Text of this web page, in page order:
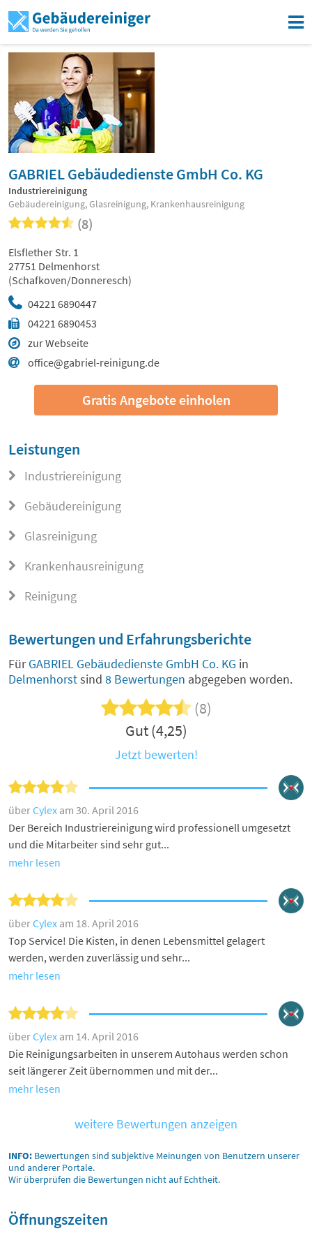
GABRIEL Gebäudedienste GmbH Co. KG
Industriereinigung
Gebäudereinigung, Glasreinigung, Krankenhausreinigung
(8)
04221 6890447
04221 6890453
zur Webseite
office@gabriel-reinigung.de
Elsflether Str. 1
27751 Delmenhorst
(Schafkoven/Donneresch)
Gratis Angebote einholen
Leistungen
Industriereinigung
Gebäudereinigung
Glasreinigung
Krankenhausreinigung
Reinigung
Bewertungen und Erfahrungsberichte
FürGABRIEL Gebäudedienste GmbH Co. KG in
Delmenhorstsind 8 Bewertungen abgegeben worden.
(8)
Gut (4,25)
Jetzt bewerten!
überCylex am 30. April 2016
Der Bereich Industriereinigung wird professionell umgesetzt
und die Mitarbeiter sind sehr gut...
mehr lesen
überCylex am 18. April 2016
Top Service! Die Kisten, in denen Lebensmittel gelagert
werden, werden zuverlässig und sehr...
mehr lesen
überCylex am 14. April 2016
Die Reinigungsarbeiten in unserem Autohaus werden schon
seit längerer Zeit übernommen und mit der...
mehr lesen
weitere Bewertungen anzeigen
INFO: Bewertungen sind subjektive Meinungen von Benutzern unserer
und anderer Portale.
Wir überprüfen die Bewertungen nicht auf Echtheit.
Öffnungszeiten